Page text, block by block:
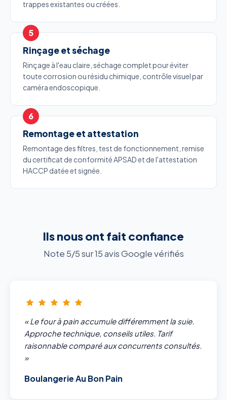
trappes existantes ou créées.
Rinçage et séchage
Rinçage à l'eau claire, séchage complet pour éviter
toute corrosion ou résidu chimique, contrôle visuel par
caméra endoscopique.
Remontage et attestation
Remontage des filtres, test de fonctionnement, remise
du certificat de conformité APSAD et de l'attestation
HACCP datée et signée.
Ils nous ont fait confiance
Note 5/5 sur 15 avis Google vérifiés
« Le four à pain accumule différemment la suie.
Approche technique, conseils utiles. Tarif
raisonnable comparé aux concurrents consultés.
»
Boulangerie Au Bon Pain